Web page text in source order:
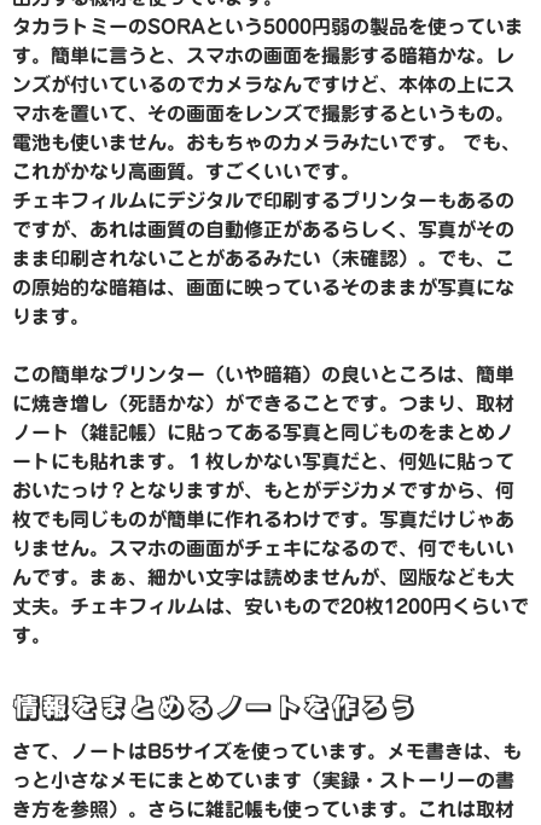
タカラトミーのSORAという5000円弱の製品を使っていま
す。簡単に言うと、スマホの画面を撮影する暗箱かな。レ
ンズが付いているのでカメラなんですけど、本体の上にス
マホを置いて、その画面をレンズで撮影するというもの。
電池も使いません。おもちゃのカメラみたいです。 でも、
これがかなり高画質。すごくいいです。
チェキフィルムにデジタルで印刷するプリンターもあるの
ですが、あれは画質の自動修正があるらしく、写真がその
まま印刷されないことがあるみたい（未確認）。でも、こ
の原始的な暗箱は、画面に映っているそのままが写真にな
ります。
この簡単なプリンター（いや暗箱）の良いところは、簡単
に焼き増し（死語かな）ができることです。つまり、取材
ノート（雑記帳）に貼ってある写真と同じものをまとめノ
ートにも貼れます。１枚しかない写真だと、何処に貼って
おいたっけ？となりますが、もとがデジカメですから、何
枚でも同じものが簡単に作れるわけです。写真だけじゃあ
りません。スマホの画面がチェキになるので、何でもいい
んです。まぁ、細かい文字は読めませんが、図版なども大
丈夫。チェキフィルムは、安いもので20枚1200円くらいで
す。
情報をまとめるノートを作ろう
さて、ノートはB5サイズを使っています。メモ書きは、も
っと小さなメモにまとめています（実録・ストーリーの書
き方を参照）。さらに雑記帳も使っています。これは取材